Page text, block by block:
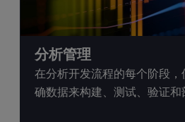
分析管理
在分析开发流程的每个阶段
确数据来构建、测试、验证和